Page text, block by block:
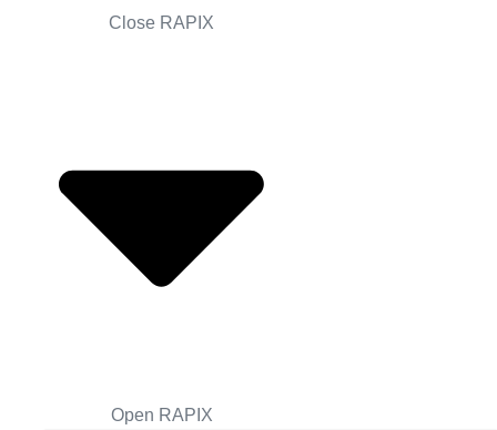
Close RAPIX
Open RAPIX